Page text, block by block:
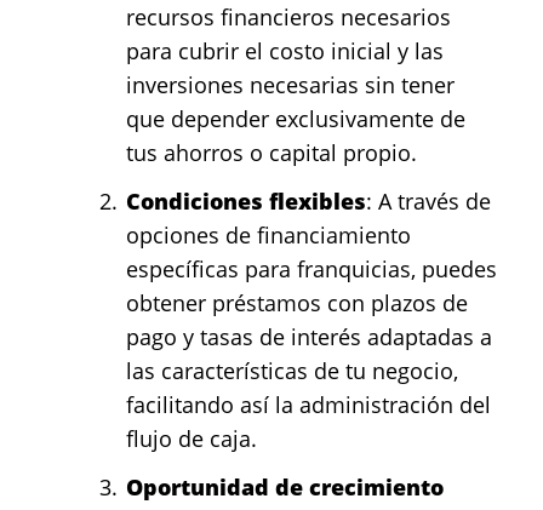
recursos financieros necesarios
para cubrir el costo inicial y las
inversiones necesarias sin tener
que depender exclusivamente de
tus ahorros o capital propio.
Condiciones flexibles: A través de
opciones de financiamiento
específicas para franquicias, puedes
obtener préstamos con plazos de
pago y tasas de interés adaptadas a
las características de tu negocio,
facilitando así la administración del
flujo de caja.
Oportunidad de crecimiento